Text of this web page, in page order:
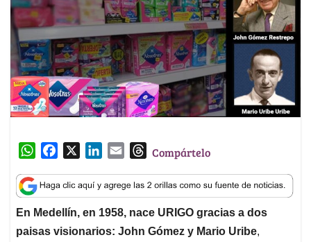
W
a
t
s
A
c
e
b
o
n
k
e
d
a
i
l
T
r
e
a
d
Compártelo
En Medellín, en 1958, nace URIGO gracias a dos
paisas visionarios: John Gómez y Mario Uribe,